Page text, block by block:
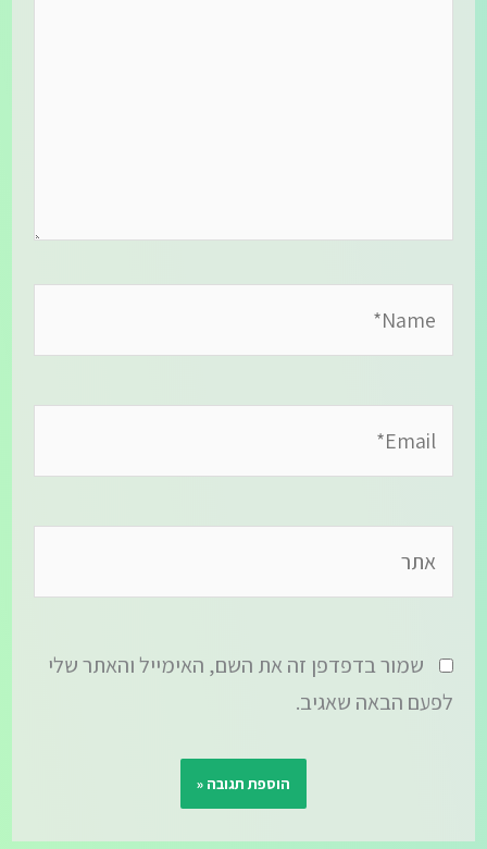
שמור בדפדפן זה את השם, האימייל והאתר שלי
לפעם הבאה שאגיב.